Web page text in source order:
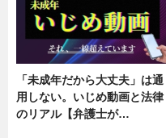
「未成年だから大丈夫」は通
用しない。いじめ動画と法律
のリアル【弁護士が…